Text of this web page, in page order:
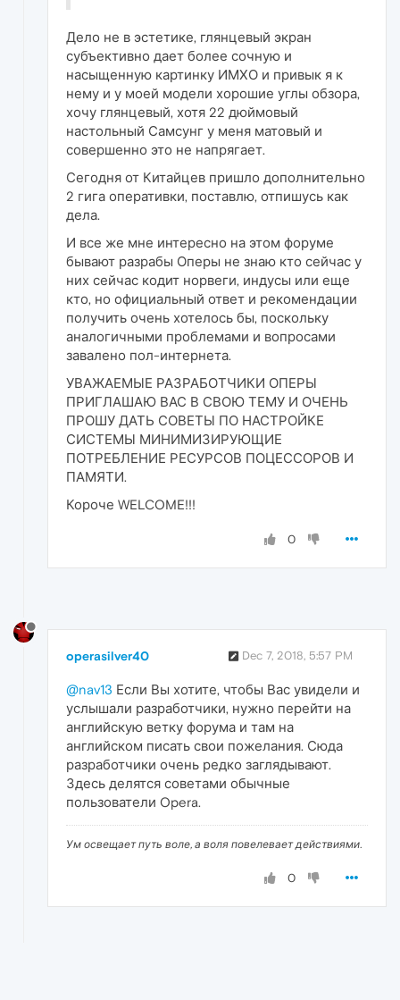
Дело не в эстетике, глянцевый экран
субъективно дает более сочную и
насыщенную картинку ИМХО и привык я к
нему и у моей модели хорошие углы обзора,
хочу глянцевый, хотя 22 дюймовый
настольный Самсунг у меня матовый и
совершенно это не напрягает.
Сегодня от Китайцев пришло дополнительно
2 гига оперативки, поставлю, отпишусь как
дела.
И все же мне интересно на этом форуме
бывают разрабы Оперы не знаю кто сейчас у
них сейчас кодит норвеги, индусы или еще
кто, но официальный ответ и рекомендации
получить очень хотелось бы, поскольку
аналогичными проблемами и вопросами
завалено пол-интернета.
УВАЖАЕМЫЕ РАЗРАБОТЧИКИ ОПЕРЫ
ПРИГЛАШАЮ ВАС В СВОЮ ТЕМУ И ОЧЕНЬ
ПРОШУ ДАТЬ СОВЕТЫ ПО НАСТРОЙКЕ
СИСТЕМЫ МИНИМИЗИРУЮЩИЕ
ПОТРЕБЛЕНИЕ РЕСУРСОВ ПОЦЕССОРОВ И
ПАМЯТИ.
Короче WELCOME!!!
0
operasilver40 Dec 7, 2018, 5:57 PM
@nav13 Если Вы хотите, чтобы Вас увидели и
услышали разработчики, нужно перейти на
английскую ветку форума и там на
английском писать свои пожелания. Сюда
разработчики очень редко заглядывают.
Здесь делятся советами обычные
пользователи Opera.
Ум освещает путь воле, а воля повелевает действиями.
0